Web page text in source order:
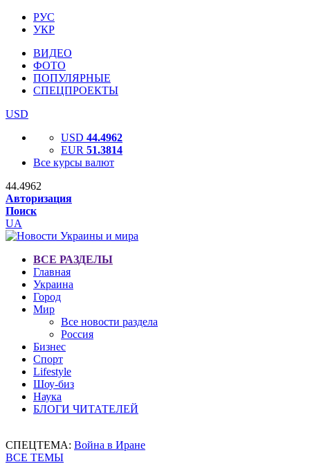
РУС
УКР
ВИДЕО
ФОТО
ПОПУЛЯРНЫЕ
СПЕЦПРОЕКТЫ
USD
USD 44.4962
EUR 51.3814
Все курсы валют
44.4962
Авторизация
Поиск
UA
ВСЕ РАЗДЕЛЫ
Главная
Украина
Город
Мир
Все новости раздела
Россия
Бизнес
Спорт
Lifestyle
Шоу-биз
Наука
БЛОГИ ЧИТАТЕЛЕЙ
СПЕЦТЕМА: Война в Иране
ВСЕ ТЕМЫ